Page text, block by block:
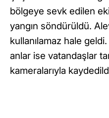
bölgeye sevk edilen
yangın söndürüldü.
kullanılamaz hale geldi.
anlar ise vatandaşlar
kameralarıyla